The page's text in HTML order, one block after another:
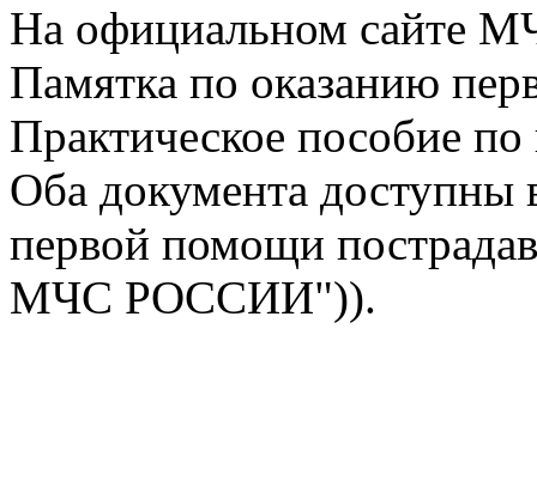
На официальном сайте
Памятка по оказанию
Практическое пособие
Оба документа
первой помощи
МЧС РОССИИ")).